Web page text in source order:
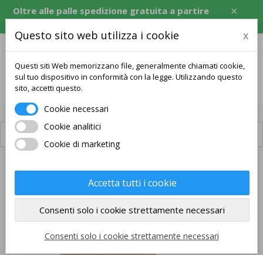
×
Oltre alle palle spedizione gratuita a partire
da 120 USD, equivalente in CZK, EUR, PLN, RON.
Spedizione disponibile
Questo sito web utilizza i cookie x
Questi siti Web memorizzano file, generalmente chiamati cookie,
sul tuo dispositivo in conformità con la legge. Utilizzando questo
sito, accetti questo.
Cookie necessari
Cookie analitici
Cookie di marketing
Accetta tutti i cookie
Consenti solo i cookie strettamente necessari
Consenti solo i cookie strettamente necessari